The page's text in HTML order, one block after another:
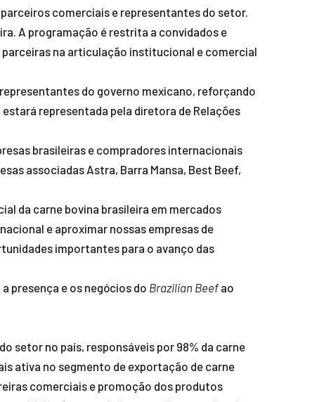
comerciais e representantes do setor.
A programação é restrita a convidados e
parceiras na articulação institucional e comercial
do governo mexicano, reforçando
representada pela diretora de Relações
brasileiras e compradores internacionais
associadas Astra, Barra Mansa, Best Beef,
da carne bovina brasileira em mercados
e aproximar nossas empresas de
importantes para o avanço das
presença e os negócios do Brazilian Beefao
setor no país, responsáveis por 98% da carne
ativa no segmento de exportação de carne
comerciais e promoção dos produtos